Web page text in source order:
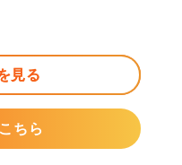
見る
ちら